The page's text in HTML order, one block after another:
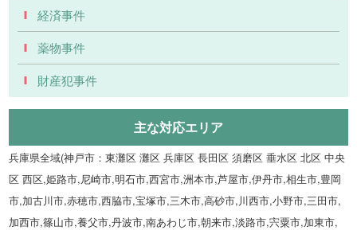
経済事件
薬物事件
財産犯事件
主な対応エリア
兵庫県全域(神戸市：東灘区 灘区 兵庫区 長田区 須磨区 垂水区 北区 中央
区 西区,姫路市,尼崎市,明石市,西宮市,洲本市,芦屋市,伊丹市,相生市,豊岡
市,加古川市,赤穂市,西脇市,宝塚市,三木市,高砂市,川西市,小野市,三田市,
加西市,篠山市,養父市,丹波市,南あわじ市,朝来市,淡路市,宍粟市,加東市,